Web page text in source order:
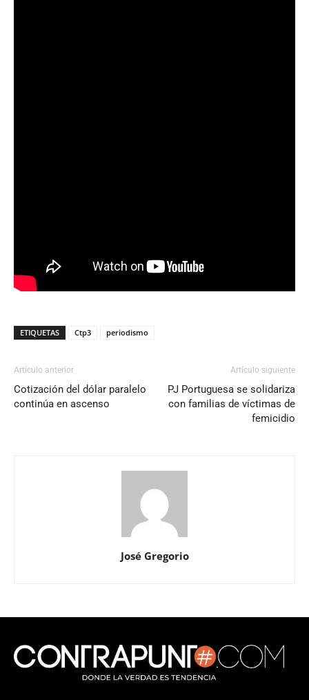
ETIQUETAS Ctp3 periodismo
Artículo anterior
Cotización del dólar paralelo
continúa en ascenso
Artículo siguiente
PJ Portuguesa se solidariza
con familias de víctimas de
femicidio
José Gregorio